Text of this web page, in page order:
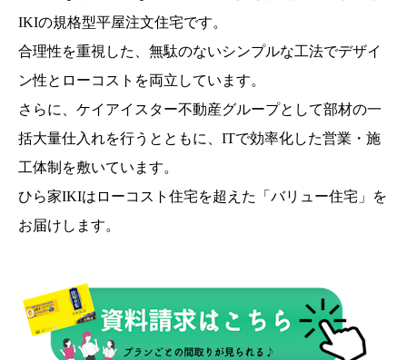
IKIの規格型平屋注文住宅です。
合理性を重視した、無駄のないシンプルな工法でデザイ
ン性とローコストを両立しています。
さらに、ケイアイスター不動産グループとして部材の一
括大量仕入れを行うとともに、ITで効率化した営業・施
工体制を敷いています。
ひら家IKIはローコスト住宅を超えた「バリュー住宅」を
お届けします。